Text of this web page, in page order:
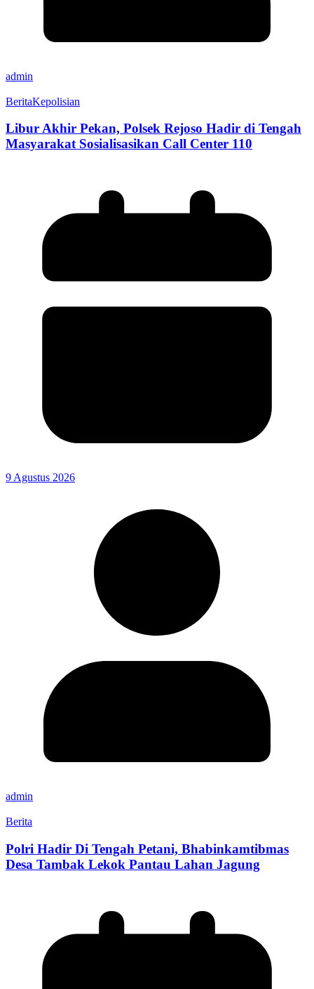
admin
BeritaKepolisian
Libur Akhir Pekan, Polsek Rejoso Hadir di Tengah
Masyarakat Sosialisasikan Call Center 110
9 Agustus 2026
admin
Berita
Polri Hadir Di Tengah Petani, Bhabinkamtibmas
Desa Tambak Lekok Pantau Lahan Jagung